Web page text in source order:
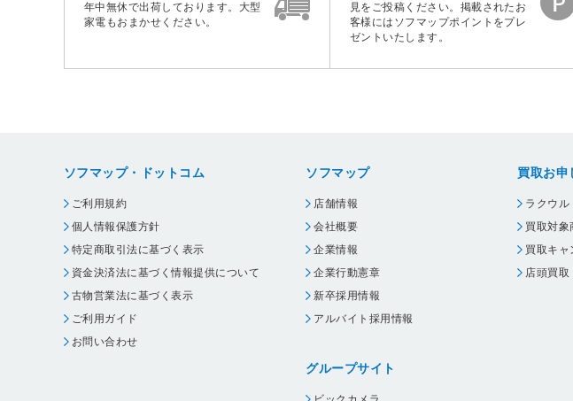
年中無休で出荷しております。大型
家電もおまかせください。
見をご投稿ください。掲載されたお
客様にはソフマップポイントをプレ
ゼントいたします。
ソフマップ・ドットコム
ご利用規約
個人情報保護方針
特定商取引法に基づく表示
資金決済法に基づく情報提供について
古物営業法に基づく表示
ご利用ガイド
お問い合わせ
ソフマップ
店舗情報
会社概要
企業情報
企業行動憲章
新卒採用情報
アルバイト採用情報
グループサイト
買取お申
ラクウル
買取対象
買取キャ
店頭買取